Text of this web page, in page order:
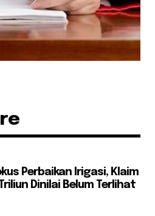
Perbaikan Irigasi, Klaim
Dinilai Belum Terlihat